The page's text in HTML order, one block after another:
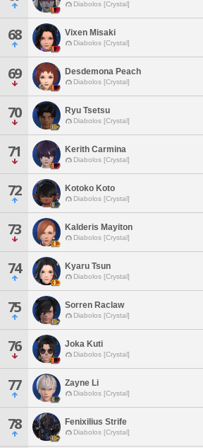
Diabolos [Crystal]
68 Vixen Misaki
Diabolos [Crystal]
69 Desdemona Peach
Diabolos [Crystal]
70 Ryu Tsetsu
Diabolos [Crystal]
71 Kerith Carmina
Diabolos [Crystal]
72 Kotoko Koto
Diabolos [Crystal]
73 Kalderis Mayiton
Diabolos [Crystal]
74 Kyaru Tsun
Diabolos [Crystal]
75 Sorren Raclaw
Diabolos [Crystal]
76 Joka Kuti
Diabolos [Crystal]
77 Zayne Li
Diabolos [Crystal]
78 Fenixilius Strife
Diabolos [Crystal]